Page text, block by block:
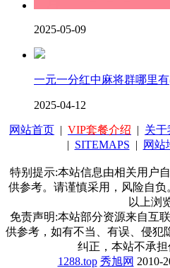
2025-05-09
一元一分红中麻将群哪里
2025-04-12
网站首页 | VIP套餐介绍 | 关于
| SITEMAPS | 网站
特别提示:本站信息由相关用户
供参考。请谨慎采用，风险自负
以上浏
免责声明:本站部分资源来自互
供参考，如有不当、有误、侵犯
纠正，本站不承
1288.top 秀旭网 2010-